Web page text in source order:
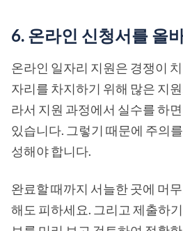
6. 온라인 신청서를 올
온라인 일자리 지원은 경쟁이
자리를 차지하기 위해 많은 지
라서 지원 과정에서 실수를 하
있습니다. 그렇기 때문에 주의
성해야 합니다.
완료할 때까지 서늘한 곳에 머
해도 피하세요. 그리고 제출하